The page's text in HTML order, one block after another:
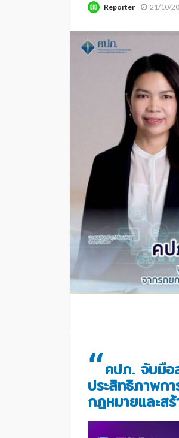
Reporter 21/10/
“คปภ. จับมือ
ประสิทธิภาพก
กฎหมายและส